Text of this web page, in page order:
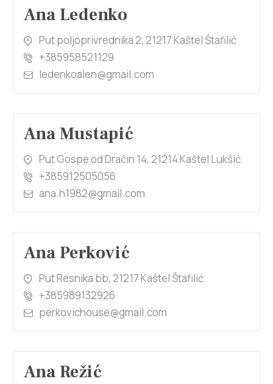
Ana Ledenko
Put poljoprivrednika 2, 21217 Kaštel Štafilić
+385958521129
ledenkoalen@gmail.com
Ana Mustapić
Put Gospe od Dračin 14, 21214 Kaštel Lukšić
+385912505056
ana.h1982@gmail.com
Ana Perković
Put Resnika bb, 21217 Kaštel Štafilić
+385989132926
perkovichouse@gmail.com
Ana Režić